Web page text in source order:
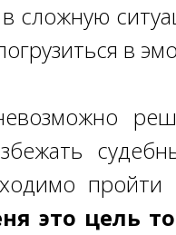
сложную
в
пройти
это цель